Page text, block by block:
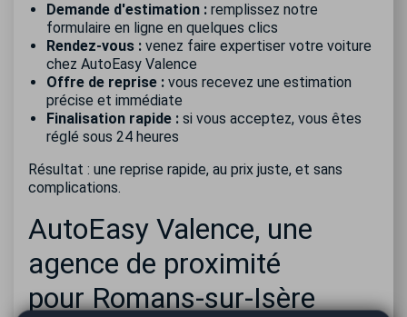
Demande d'estimation : remplissez notre
formulaire en ligne en quelques clics
Rendez-vous : venez faire expertiser votre voiture
chez AutoEasy Valence
Offre de reprise : vous recevez une estimation
précise et immédiate
Finalisation rapide : si vous acceptez, vous êtes
réglé sous 24 heures
Résultat : une reprise rapide, au prix juste, et sans
complications.
AutoEasy Valence, une
agence de proximité
pour Romans-sur-Isère